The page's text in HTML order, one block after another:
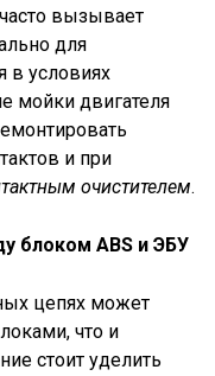
вызывает
для
в условиях
мойки двигателя
и при
очистителем.
блоком ABS и ЭБУ
цепях может
что и
стоит уделить